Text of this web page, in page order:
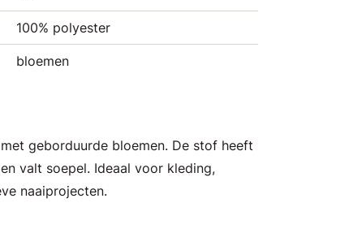
100% polyester
bloemen
geborduurde bloemen. De stof heeft
valt soepel. Ideaal voor kleding,
naaiprojecten.